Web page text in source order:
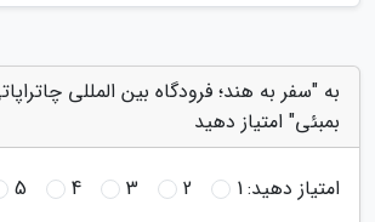
به "سفر به هند؛ فرودگاه بین المللی
بمبئی" امتیاز دهید
امتیاز دهید:1
2
3
4
5